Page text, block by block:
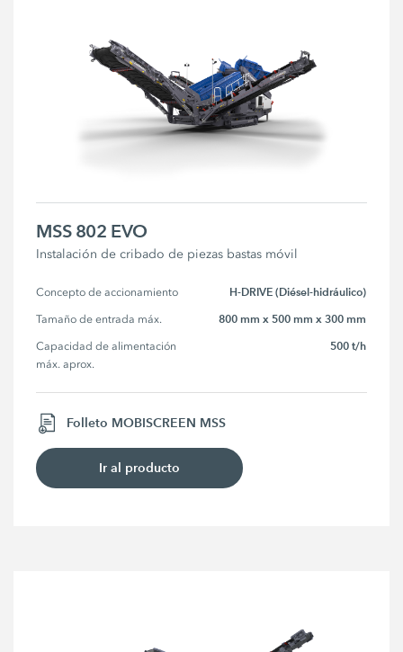
MSS 802 EVO
Instalación de cribado de piezas bastas móvil
Concepto de accionamiento H-DRIVE (Diésel-hidráulico)
Tamaño de entrada máx. 800 mm x 500 mm x 300 mm
Capacidad de alimentación
máx. aprox.
500 t/h
Folleto MOBISCREEN MSS
Ir al producto